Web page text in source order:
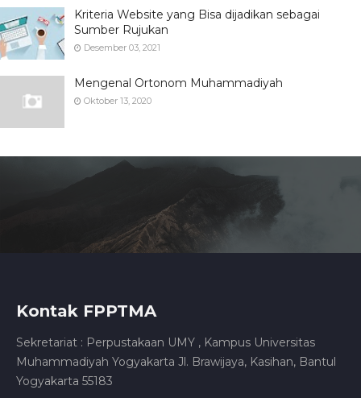
Kriteria Website yang Bisa dijadikan sebagai
Sumber Rujukan
Desember 03, 2021
Mengenal Ortonom Muhammadiyah
Oktober 13, 2020
Kontak FPPTMA
Sekretariat : Perpustakaan UMY , Kampus Universitas
Muhammadiyah Yogyakarta Jl. Brawijaya, Kasihan, Bantul
Yogyakarta 55183